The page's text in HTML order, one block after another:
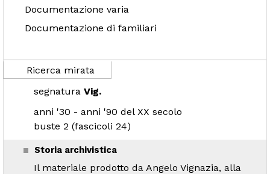
Documentazione varia
Documentazione di familiari
Ricerca mirata
segnatura Vig.
anni '30 - anni '90 del XX secolo
buste 2 (fascicoli 24)
Storia archivistica
Il materiale prodotto da Angelo Vignazia, alla